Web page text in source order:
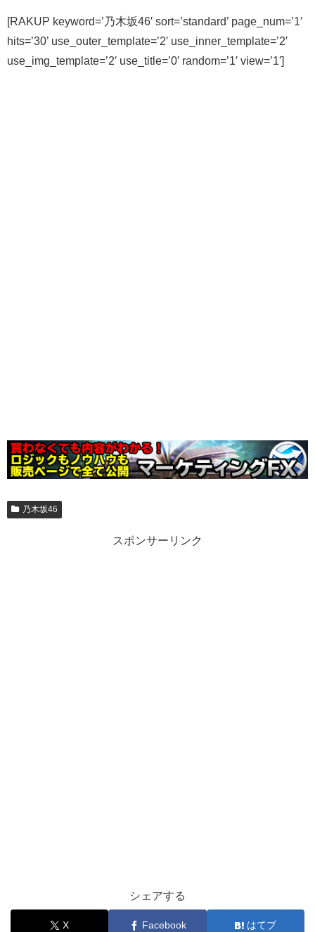
[RAKUP keyword=’乃木坂46′ sort=’standard’ page_num=’1′
hits=’30’ use_outer_template=’2′ use_inner_template=’2′
use_img_template=’2′ use_title=’0′ random=’1′ view=’1′]
乃木坂46
スポンサーリンク
シェアする
X Facebook はてブ